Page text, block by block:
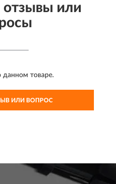
отзывы или
данном товаре.
ИЛИ ВОПРОС